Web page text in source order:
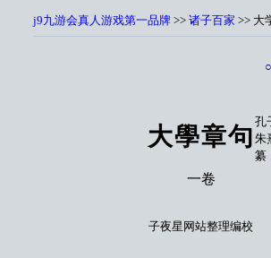
j9九游会真人游戏第一品牌 >> 诸子百家 >> 大
大學章句
一卷
朱
纂
子夜星网站整理编校